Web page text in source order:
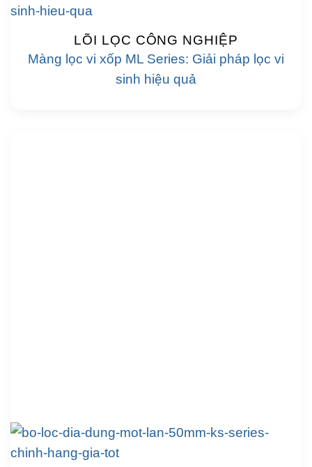
LÕI LỌC CÔNG NGHIỆP
Màng lọc vi xốp ML Series: Giải pháp lọc vi
sinh hiệu quả